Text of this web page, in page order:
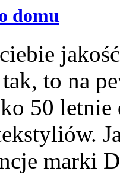
domu
to na
50
marki